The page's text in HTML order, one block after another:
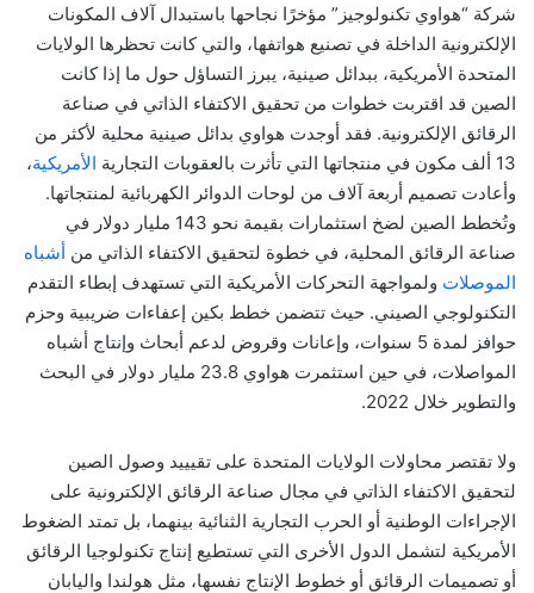
شركة “هواوي تكنولوجيز” مؤخرًا نجاحها باستبدال آلاف المكونات
الإلكترونية الداخلة في تصنيع هواتفها، والتي كانت تحظرها الولايات
المتحدة الأمريكية، ببدائل صينية، يبرز التساؤل حول ما إذا كانت
الصين قد اقتربت خطوات من تحقيق الاكتفاء الذاتي في صناعة
الرقائق الإلكترونية. فقد أوجدت هواوي بدائل صينية محلية لأكثر من
13 ألف مكون في منتجاتها التي تأثرت بالعقوبات التجارية
الأمريكية،
وأعادت تصميم أربعة آلاف من لوحات الدوائر الكهربائية لمنتجاتها.
وتُخطط الصين لضخ استثمارات بقيمة نحو 143 مليار دولار في
صناعة الرقائق المحلية، في خطوة لتحقيق الاكتفاء الذاتي من أشباه
الموصلات ولمواجهة التحركات الأمريكية التي تستهدف إبطاء التقدم
التكنولوجي الصيني. حيث تتضمن خطط بكين إعفاءات ضريبية وحزم
حوافز لمدة 5 سنوات، وإعانات وقروض لدعم أبحاث وإنتاج أشباه
المواصلات، في حين استثمرت هواوي 23.8 مليار دولار في البحث
والتطوير خلال 2022.
ولا تقتصر محاولات الولايات المتحدة على تقيييد وصول الصين
لتحقيق الاكتفاء الذاتي في مجال صناعة الرقائق الإلكترونية على
الإجراءات الوطنية أو الحرب التجارية الثنائية بينهما، بل تمتد الضغوط
الأمريكية لتشمل الدول الأخرى التي تستطيع إنتاج تكنولوجيا الرقائق
أو تصميمات الرقائق أو خطوط الإنتاج نفسها، مثل هولندا واليابان